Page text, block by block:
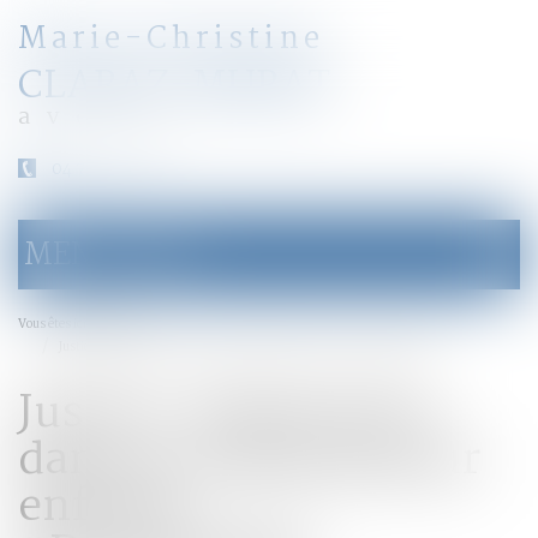
Marie-Christine
CLARAZ-MURAT
avocat
le
menu
MENU
Vous êtes ici :
Justice : Immersion
dans un tribunal pour
enfants...